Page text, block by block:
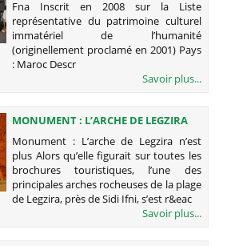
Fna Inscrit en 2008 sur la Liste
représentative du patrimoine culturel
immatériel de l’humanité
(originellement proclamé en 2001) Pays
: Maroc Descr
Savoir plus...
MONUMENT : L’ARCHE DE LEGZIRA
N’EST PLUS
Monument : L’arche de Legzira n’est
plus Alors qu’elle figurait sur toutes les
brochures touristiques, l’une des
principales arches rocheuses de la plage
de Legzira, près de Sidi Ifni, s’est r&eac
Savoir plus...